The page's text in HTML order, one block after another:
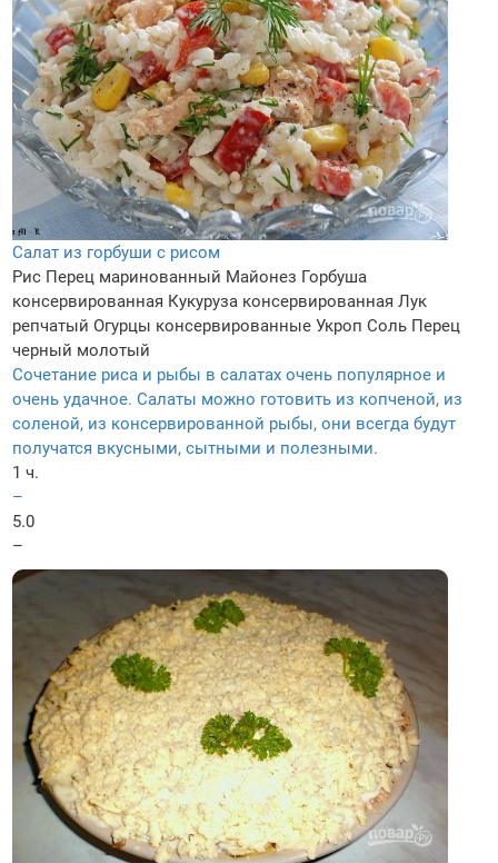
Салат из горбуши с рисом
Рис Перец маринованный Майонез Горбуша
консервированная Кукуруза консервированная Лук
репчатый Огурцы консервированные Укроп Соль Перец
черный молотый
Сочетание риса и рыбы в салатах очень популярное и
очень удачное. Салаты можно готовить из копченой, из
соленой, из консервированной рыбы, они всегда будут
получатся вкусными, сытными и полезными.
1 ч.
–
5.0
–